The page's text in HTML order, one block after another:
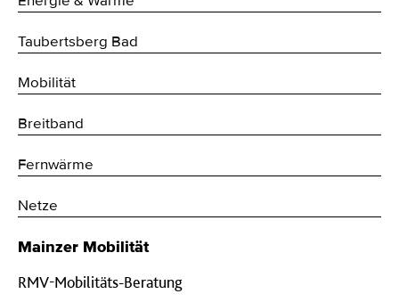
Taubertsberg Bad
Mobilität
Breitband
Fernwärme
Netze
Mainzer Mobilität
RMV-Mobilitäts-Beratung